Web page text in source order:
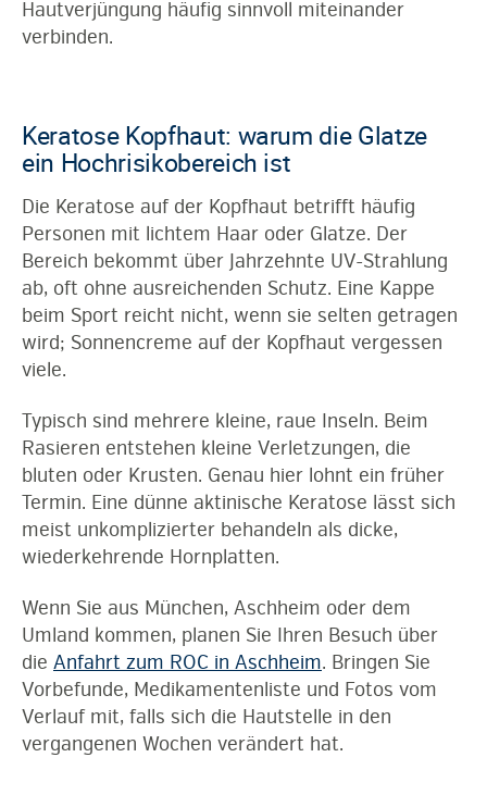
Hautverjüngung häufig sinnvoll miteinander
verbinden.
Keratose Kopfhaut: warum die Glatze
ein Hochrisikobereich ist
Die Keratose auf der Kopfhaut betrifft häufig
Personen mit lichtem Haar oder Glatze. Der
Bereich bekommt über Jahrzehnte UV-Strahlung
ab, oft ohne ausreichenden Schutz. Eine Kappe
beim Sport reicht nicht, wenn sie selten getragen
wird; Sonnencreme auf der Kopfhaut vergessen
viele.
Typisch sind mehrere kleine, raue Inseln. Beim
Rasieren entstehen kleine Verletzungen, die
bluten oder Krusten. Genau hier lohnt ein früher
Termin. Eine dünne aktinische Keratose lässt sich
meist unkomplizierter behandeln als dicke,
wiederkehrende Hornplatten.
Wenn Sie aus München, Aschheim oder dem
Umland kommen, planen Sie Ihren Besuch über
die Anfahrt zum ROC in Aschheim. Bringen Sie
Vorbefunde, Medikamentenliste und Fotos vom
Verlauf mit, falls sich die Hautstelle in den
vergangenen Wochen verändert hat.